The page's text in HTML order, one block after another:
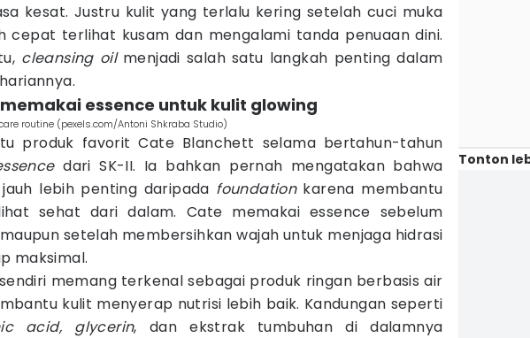
kesat. Justru kulit yang terlalu kering setelah cuci muka
cepat terlihat kusam dan mengalami tanda penuaan dini.
cleansing oil menjadi salah satu langkah penting dalam
memakai essence untuk kulit glowing
routine (pexels.com/Antoni Shkraba Studio)
produk favorit Cate Blanchett selama bertahun-tahun
dari SK-II. Ia bahkan pernah mengatakan bahwa
lebih penting daripada foundationkarena membantu
sehat dari dalam. Cate memakai essence sebelum
setelah membersihkan wajah untuk menjaga hidrasi
maksimal.
memang terkenal sebagai produk ringan berbasis air
kulit menyerap nutrisi lebih baik. Kandungan seperti
acid, glycerin, dan ekstrak tumbuhan di dalamnya
Tonton